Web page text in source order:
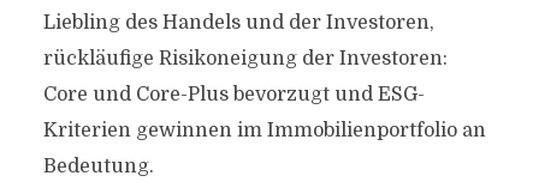
Liebling des Handels und der Investoren,
rückläufige Risikoneigung der Investoren:
Core und Core-Plus bevorzugt und ESG-
Kriterien gewinnen im Immobilienportfolio an
Bedeutung.